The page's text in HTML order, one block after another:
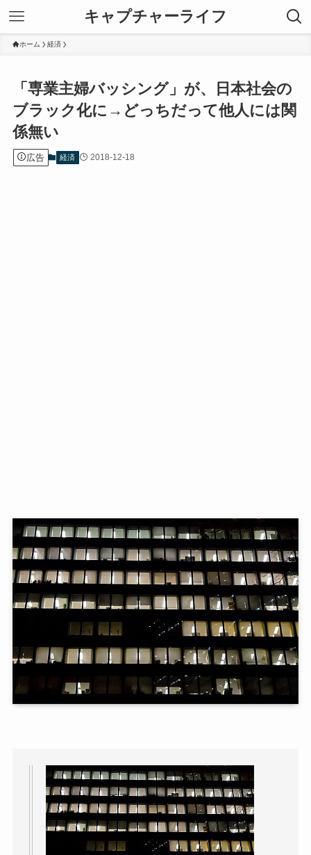
キャプチャーライフ
ホーム 経済
「専業主婦バッシング」が、日本社会の
ブラック化に→どっちだって他人には関
係無い
広告 経済 2018-12-18